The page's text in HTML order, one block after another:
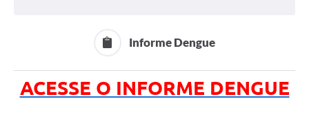
Arquivos para Download
Informe Dengue
ACESSE O INFORME DENGUE